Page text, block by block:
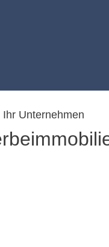
Unternehmen